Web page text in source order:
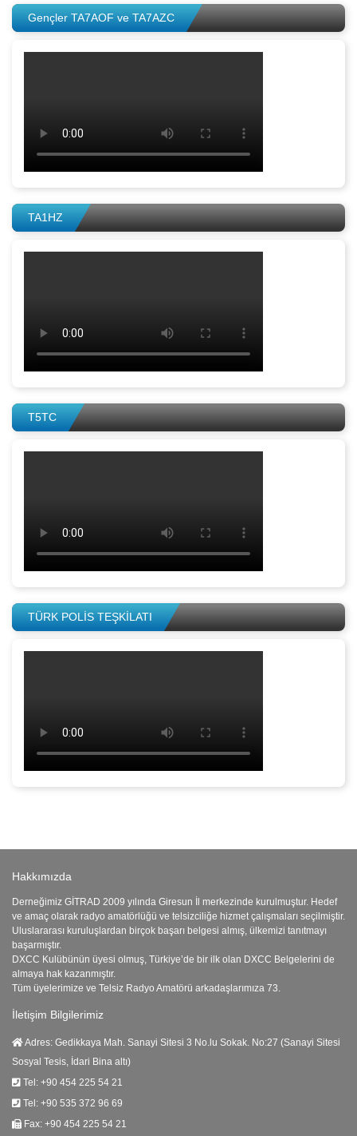
Gençler TA7AOF ve TA7AZC
TA1HZ
T5TC
TÜRK POLİS TEŞKİLATI
Hakkımızda
Derneğimiz GİTRAD 2009 yılında Giresun İl merkezinde kurulmuştur. Hedef
ve amaç olarak radyo amatörlüğü ve telsizciliğe hizmet çalışmaları seçilmiştir.
Uluslararası kuruluşlardan birçok başarı belgesi almış, ülkemizi tanıtmayı
başarmıştır.
DXCC Kulübünün üyesi olmuş, Türkiye’de bir ilk olan DXCC Belgelerini de
almaya hak kazanmıştır.
Tüm üyelerimize ve Telsiz Radyo Amatörü arkadaşlarımıza 73.
İletişim Bilgilerimiz
Adres: Gedikkaya Mah. Sanayi Sitesi 3 No.lu Sokak. No:27 (Sanayi Sitesi
Sosyal Tesis, İdari Bina altı)
Tel: +90 454 225 54 21
Tel: +90 535 372 96 69
Fax: +90 454 225 54 21